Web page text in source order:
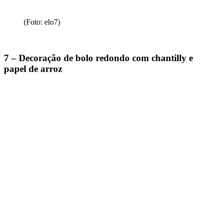
(Foto: elo7)
7 – Decoração de bolo redondo com chantilly e
papel de arroz